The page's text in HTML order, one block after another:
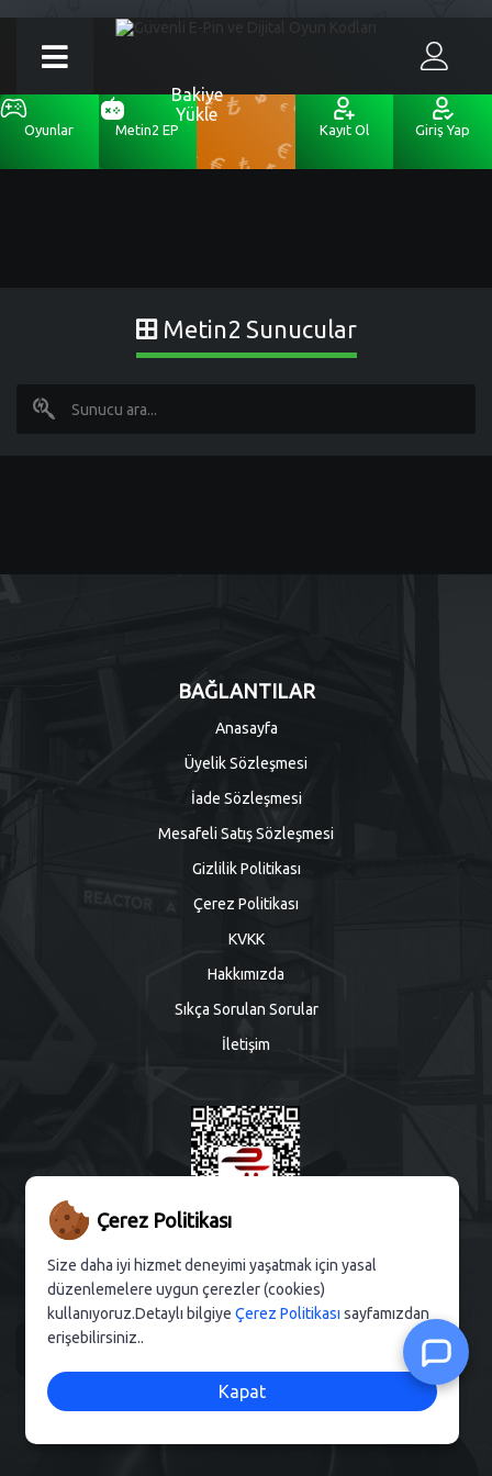
Oyunlar Metin2 EP
Bakiye
Yükle
Kayıt Ol Giriş Yap
Metin2 Sunucular
BAĞLANTILAR
Anasayfa
Üyelik Sözleşmesi
İade Sözleşmesi
Mesafeli Satış Sözleşmesi
Gizlilik Politikası
Çerez Politikası
KVKK
Hakkımızda
Sıkça Sorulan Sorular
İletişim
COPYRIGHT 2026. Tüm hakları saklıdır. oyuncudan.com
Çerez Politikası
Size daha iyi hizmet deneyimi yaşatmak için yasal
düzenlemelere uygun çerezler (cookies)
kullanıyoruz.Detaylı bilgiye Çerez Politikası sayfamızdan
erişebilirsiniz..
Kapat